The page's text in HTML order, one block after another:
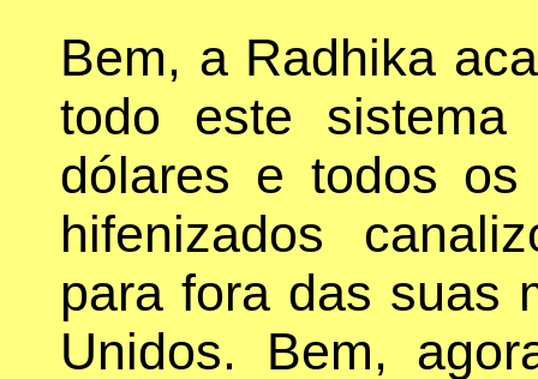
Bem, a Radhika
todo este sistema
dólares e todos
hifenizados
para fora das suas
Unidos. Bem,